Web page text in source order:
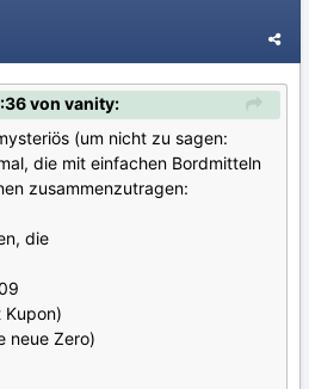
von vanity:
(um nicht zu sagen:
die mit einfachen Bordmitteln
zusammenzutragen:
die
Kupon)
neue Zero)